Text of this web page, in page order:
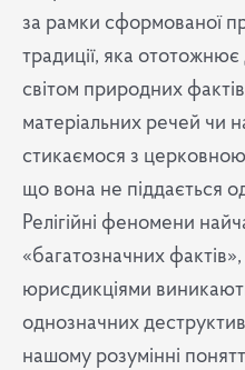
за рамки сформованої
традиції, яка ототожнює
світом природних
матеріальних речей чи
стикаємося з
що вона не піддається
Релігійні феномени
«багатозначних
юрисдикціями
однозначних
нашому розумінні